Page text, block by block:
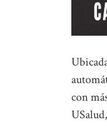
con